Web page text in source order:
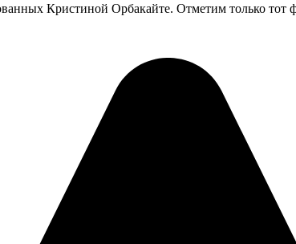
Кристиной Орбакайте. Отметим только